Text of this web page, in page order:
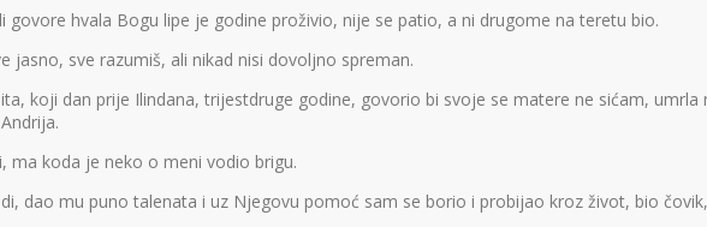
hvala Bogu lipe je godine proživio, nije se patio, a ni drugome na teretu bio.
jasno, sve razumiš, ali nikad nisi dovoljno spreman.
koji dan prije Ilindana, trijestdruge godine, govorio bi svoje se matere ne sićam,
ma koda je neko o meni vodio brigu.
dao mu puno talenata i uz Njegovu pomoć sam se borio i probijao kroz život, bio